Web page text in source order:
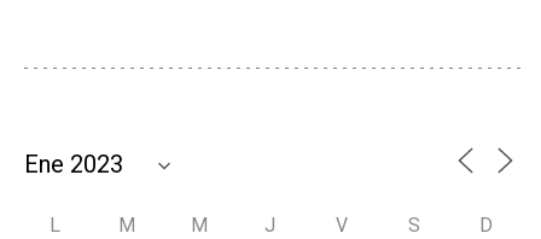
L M M J V S D